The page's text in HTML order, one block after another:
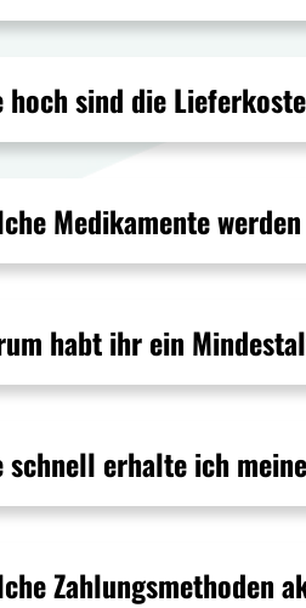
hoch sind die
Medikamente
habt ihr ein
schnell erhalte ich
Zahlungsmethoden